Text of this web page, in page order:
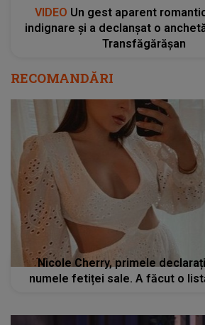
VIDEO Un gest aparent
indignare și a declanșat o
Transfăgărășan
RECOMANDĂRI
Nicole Cherry, primele
numele fetiței sale. A făcut o